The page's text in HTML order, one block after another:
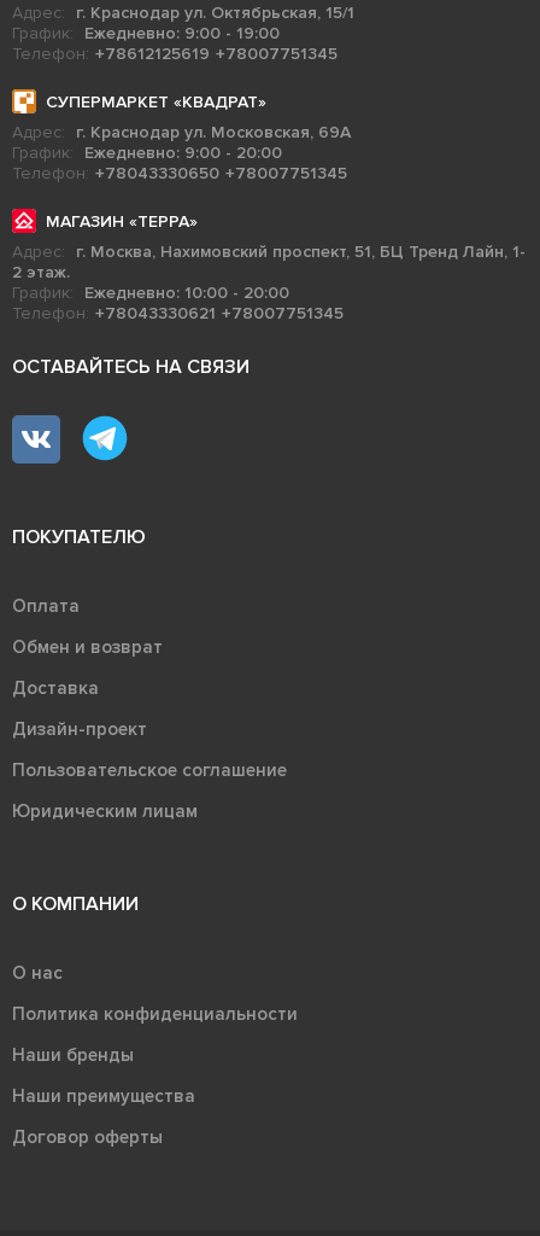
Адрес:
г. Краснодар ул. Октябрьская, 15/1
График:
Ежедневно: 9:00 - 19:00
Телефон: +78612125619 +78007751345
СУПЕРМАРКЕТ «КВАДРАТ»
Адрес:
г. Краснодар ул. Московская, 69А
График:
Ежедневно: 9:00 - 20:00
Телефон: +78043330650 +78007751345
МАГАЗИН «ТЕРРА»
Адрес:
г. Москва, Нахимовский проспект, 51, БЦ Тренд Лайн, 1-
2 этаж.
График:
Ежедневно: 10:00 - 20:00
Телефон: +78043330621 +78007751345
ОСТАВАЙТЕСЬ НА СВЯЗИ
ПОКУПАТЕЛЮ
Оплата
Обмен и возврат
Доставка
Дизайн-проект
Пользовательское соглашение
Юридическим лицам
О КОМПАНИИ
О нас
Политика конфиденциальности
Наши бренды
Наши преимущества
Договор оферты